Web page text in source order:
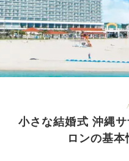
小さな結婚式 沖縄
ロンの基